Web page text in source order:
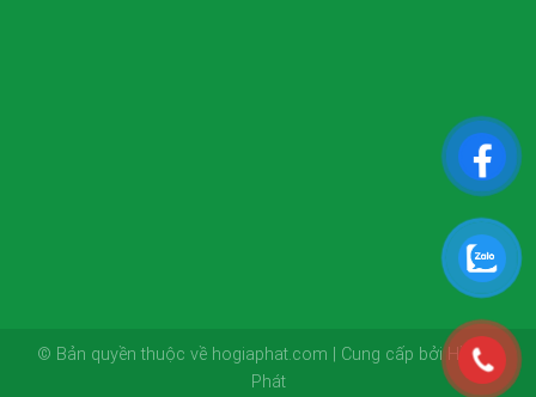
© Bản quyền thuộc về hogiaphat.com | Cung cấp bởi Hồ Gia
Phát